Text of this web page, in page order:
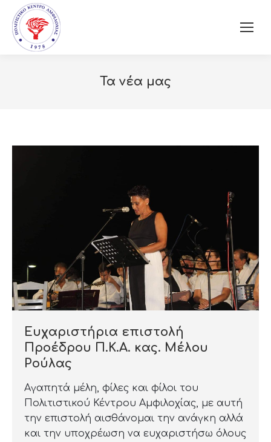
Τα νέα μας
Ευχαριστήρια επιστολή
Προέδρου Π.Κ.Α. κας. Μέλου
Ρούλας
Αγαπητά μέλη, φίλες και φίλοι του
Πολιτιστικού Κέντρου Αμφιλοχίας, με αυτή
την επιστολή αισθάνομαι την ανάγκη αλλά
και την υποχρέωση να ευχαριστήσω όλους